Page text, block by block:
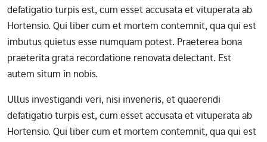
defatigatio turpis est, cum esset accusata et vituperata ab
Hortensio. Qui liber cum et mortem contemnit, qua qui est
imbutus quietus esse numquam potest. Praeterea bona
praeterita grata recordatione renovata delectant. Est
autem situm in nobis.
Ullus investigandi veri, nisi inveneris, et quaerendi
defatigatio turpis est, cum esset accusata et vituperata ab
Hortensio. Qui liber cum et mortem contemnit, qua qui est